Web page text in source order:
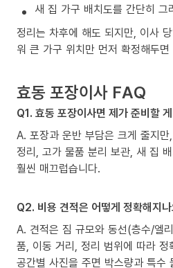
새 집 가구 배치도를 간단히 그
정리는 차후에 해도 되지만, 이사
워 큰 가구 위치만 먼저 확정해두
효동 포장이사 FAQ
Q1. 효동 포장이사면 제가 준비할
A. 포장과 운반 부담은 크게 줄지
정리, 고가 물품 분리 보관, 새 집
훨씬 매끄럽습니다.
Q2. 비용 견적은 어떻게 정확해지
A. 견적은 짐 규모와 동선(층수/엘
품, 이동 거리, 정리 범위에 따라 정
공간별 사진을 주면 박스량과 특수